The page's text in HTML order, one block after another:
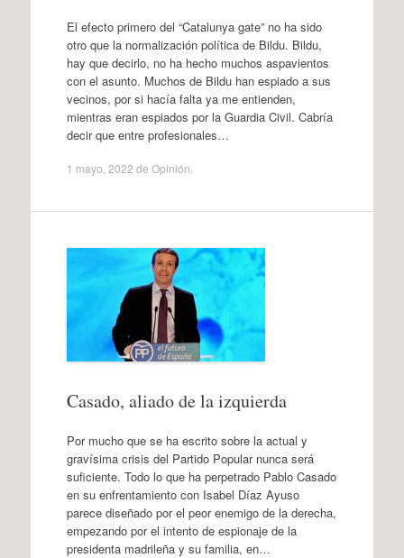
El efecto primero del “Catalunya gate” no ha sido
otro que la normalización política de Bildu. Bildu,
hay que decirlo, no ha hecho muchos aspavientos
con el asunto. Muchos de Bildu han espiado a sus
vecinos, por si hacía falta ya me entienden,
mientras eran espiados por la Guardia Civil. Cabría
decir que entre profesionales…
1 mayo, 2022 de Opinión
Casado, aliado de la izquierda
Por mucho que se ha escrito sobre la actual y
gravísima crisis del Partido Popular nunca será
suficiente. Todo lo que ha perpetrado Pablo Casado
en su enfrentamiento con Isabel Díaz Ayuso
parece diseñado por el peor enemigo de la derecha,
empezando por el intento de espionaje de la
presidenta madrileña y su familia, en…